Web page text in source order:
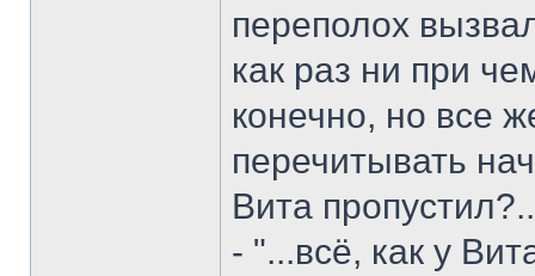
переполох
как раз ни при
конечно, но все
перечитывать
Вита
- "...всё, как у